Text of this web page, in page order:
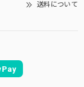
送料について